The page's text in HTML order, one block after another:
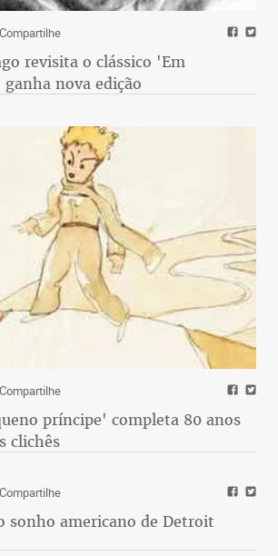
revisita o clássico 'Em
nova edição
príncipe' completa 80 anos
clichês
sonho americano de Detroit